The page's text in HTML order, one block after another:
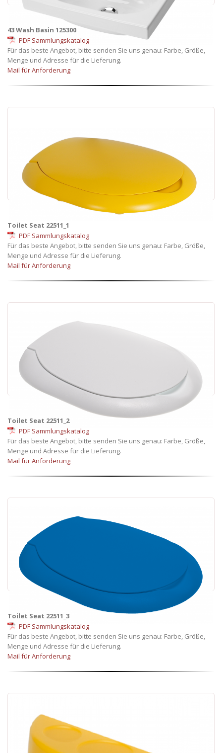
43 Wash Basin 125300
PDF Sammlungskatalog
Für das beste Angebot, bitte senden Sie uns genau: Farbe, Größe,
Menge und Adresse für die Lieferung.
Mail für Anforderung
Toilet Seat 22511_1
PDF Sammlungskatalog
Für das beste Angebot, bitte senden Sie uns genau: Farbe, Größe,
Menge und Adresse für die Lieferung.
Mail für Anforderung
Toilet Seat 22511_2
PDF Sammlungskatalog
Für das beste Angebot, bitte senden Sie uns genau: Farbe, Größe,
Menge und Adresse für die Lieferung.
Mail für Anforderung
Toilet Seat 22511_3
PDF Sammlungskatalog
Für das beste Angebot, bitte senden Sie uns genau: Farbe, Größe,
Menge und Adresse für die Lieferung.
Mail für Anforderung